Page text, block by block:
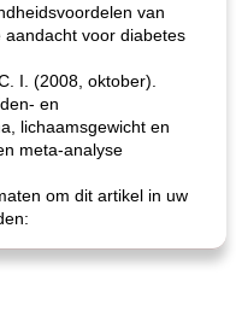
van
voor diabetes
I. (2008, oktober).
en
lichaamsgewicht en
meta-analyse
om dit artikel in uw